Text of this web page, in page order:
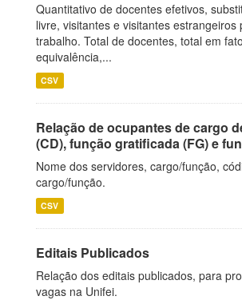
Quantitativo de docentes efetivos,
livre, visitantes e visitantes estrangeiros
trabalho. Total de docentes, total em
equivalência,...
CSV
Relação de ocupantes de cargo
(CD), função gratificada (FG) e
Nome dos servidores, cargo/função,
cargo/função.
CSV
Editais Publicados
Relação dos editais publicados, para
vagas na Unifei.